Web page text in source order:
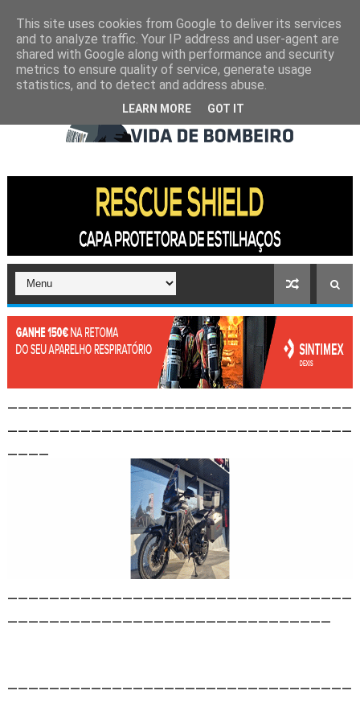
This site uses cookies from Google to deliver its services
and to analyze traffic. Your IP address and user-agent are
shared with Google along with performance and security
metrics to ensure quality of service, generate usage
statistics, and to detect and address abuse.
LEARN MORE GOT IT